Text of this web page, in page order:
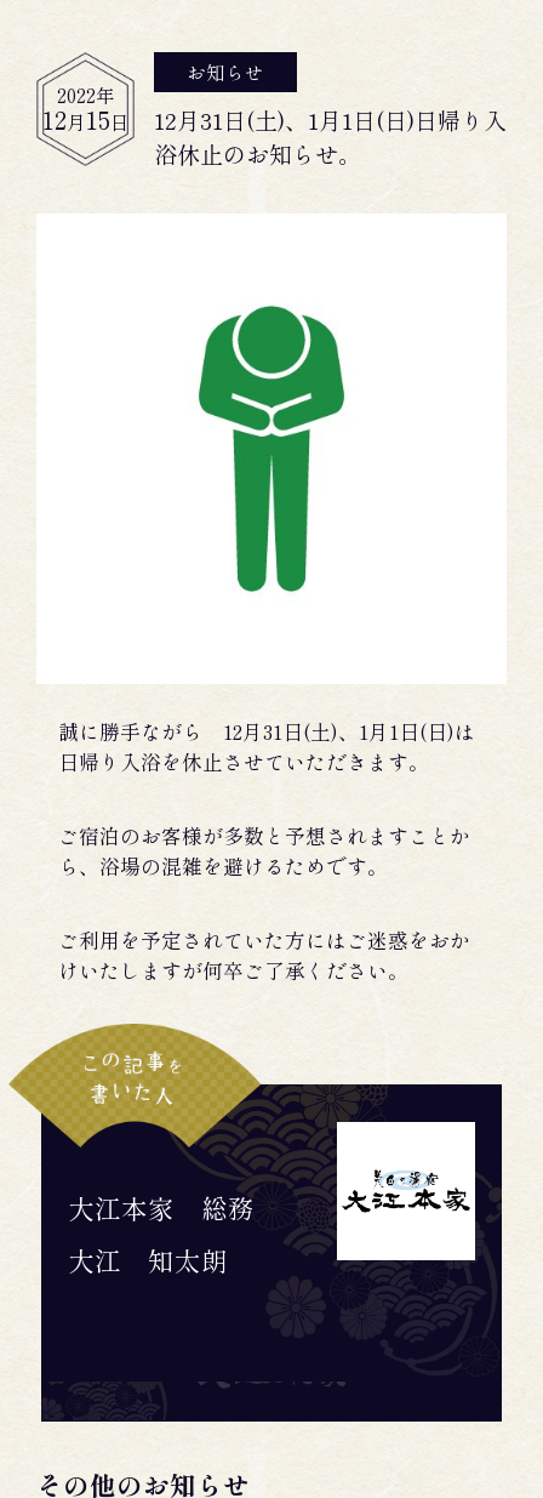
2022年
12月15日
お知らせ
12月31日(土)、1月1日(日)日帰り入
浴休止のお知らせ。
誠に勝手ながら 12月31日(土)、1月1日(日)は
日帰り入浴を休止させていただきます。
ご宿泊のお客様が多数と予想されますことか
ら、浴場の混雑を避けるためです。
ご利用を予定されていた方にはご迷惑をおか
けいたしますが何卒ご了承ください。
大江本家 総務
大江 知太朗
その他のお知らせ